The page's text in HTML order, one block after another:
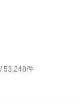
53,248件